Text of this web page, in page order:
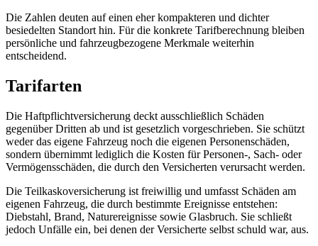
Die Zahlen deuten auf einen eher kompakteren und dichter
besiedelten Standort hin. Für die konkrete Tarifberechnung bleiben
persönliche und fahrzeugbezogene Merkmale weiterhin
entscheidend.
Tarifarten
Die Haftpflichtversicherung deckt ausschließlich Schäden
gegenüber Dritten ab und ist gesetzlich vorgeschrieben. Sie schützt
weder das eigene Fahrzeug noch die eigenen Personenschäden,
sondern übernimmt lediglich die Kosten für Personen-, Sach- oder
Vermögensschäden, die durch den Versicherten verursacht werden.
Die Teilkaskoversicherung ist freiwillig und umfasst Schäden am
eigenen Fahrzeug, die durch bestimmte Ereignisse entstehen:
Diebstahl, Brand, Naturereignisse sowie Glasbruch. Sie schließt
jedoch Unfälle ein, bei denen der Versicherte selbst schuld war, aus.